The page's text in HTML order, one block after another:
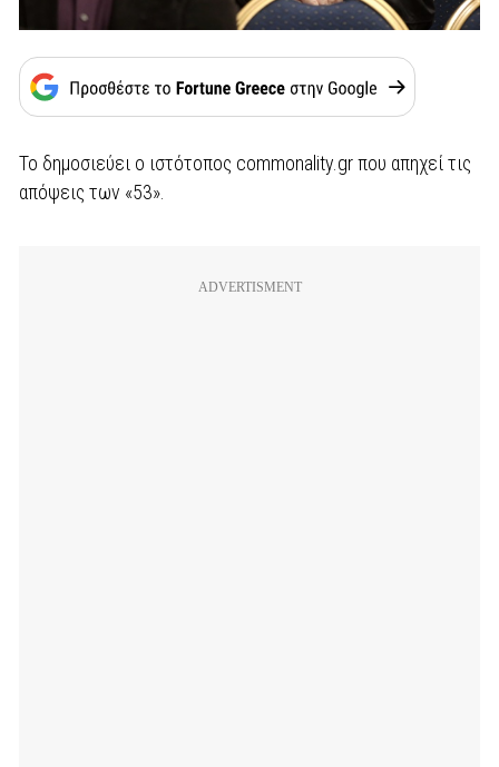
Το δημοσιεύει ο ιστότοπος commonality.gr που απηχεί τις
απόψεις των «53».